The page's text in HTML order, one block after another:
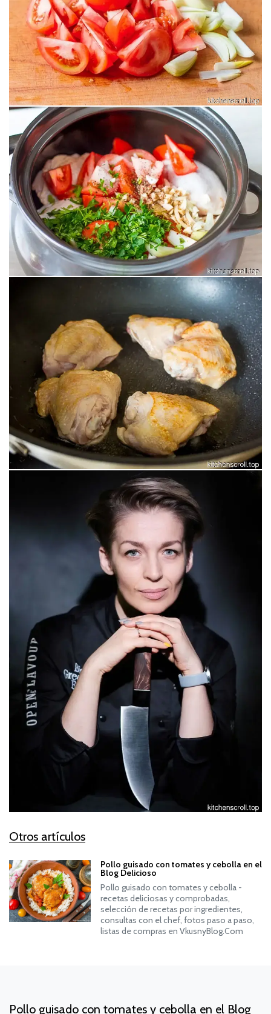
Otros artículos
Pollo guisado con tomates y cebolla en el
Blog Delicioso
Pollo guisado con tomates y cebolla -
recetas deliciosas y comprobadas,
selección de recetas por ingredientes,
consultas con el chef, fotos paso a paso,
listas de compras en VkusnyBlog.Com
Pollo guisado con tomates y cebolla en el Blog